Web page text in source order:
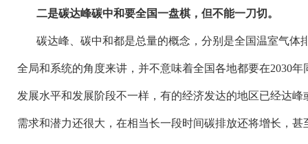
二是碳达峰碳中和要全国一盘棋，但不能一刀切。
碳达峰、碳中和都是总量的概念，分别是全国温室气体
全局和系统的角度来讲，并不意味着全国各地都要在2030年
发展水平和发展阶段不一样，有的经济发达的地区已经达
需求和潜力还很大，在相当长一段时间碳排放还将增长，甚